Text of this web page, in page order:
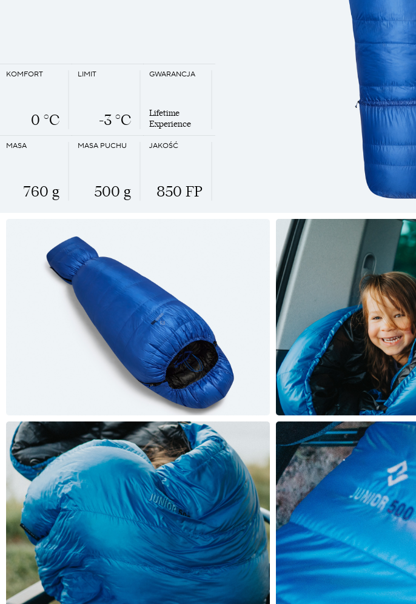
MASA
760 g
JAKOŚĆ
850 FP
MASA PUCHU
500 g
KOMFORT
0 °C
LIMIT
-3 °C
GWARANCJA
Lifetime
Experience